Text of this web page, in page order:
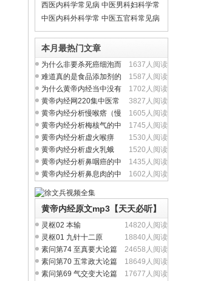
西医内科学常见病 中医男科妇科学常
见疾病
中医内科外科学常
见疾病
中医五官科常见病
本月最热门文章
1637人阅读
为什么非要杀死癌细泡而
不从提升人体正气入
1587人阅读
难道真的是食品添加剂的
问题吗？
1702人阅读
为什么黄帝内经当中没有
完整的方剂学内容？
3827人阅读
黄帝内经网220集中医常
见病视频全集
1605人阅读
黄帝内经分析慢喉瘩（慢
性喉炎）的中医养生
1745人阅读
黄帝内经分析梅核气的中
医养生治疗与食疗
1530人阅读
黄帝内经分析虚火喉痹
（慢性咽炎）中医养生
1520人阅读
黄帝内经分析虚火乳蛾
（慢性扁桃体炎）中医
1435人阅读
黄帝内经分析鼻咽癌的中
医养生治疗与食疗
1602人阅读
黄帝内经分析鼻息肉的中
黄帝内经原文mp3【天天必听】
14820人阅读
灵枢02 本输
18840人阅读
灵枢01 九针十二原
24658人阅读
素问第74 至真要大论篇
18649人阅读
素问第70 五常政大论篇
17677人阅读
素问第69 气交变大论篇